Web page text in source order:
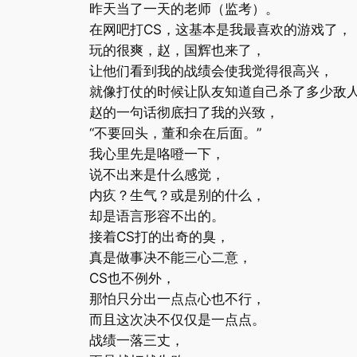
昨天当了一天的老师（监考）。
在网吧打CS，这基本是我最喜欢的游戏了，
玩的很爽，赵，国辉也来了，
让他们看到我的战绩会使我觉得很高兴，
就像打仗的时候让队友知道自己杀了多少敌
赵的一句话彻底扫了我的兴致，
“不要回头，董和余在后面。”
我心里先是咯噔一下，
说不出来是什么感觉，
内疚？生气？或是别的什么，
却是语言形容不出的。
接着CS打的出奇的臭，
真是做事决不能三心二意，
CS也不例外，
那怕只分出一点点心也不行，
而且这次决不仅仅是一点点。
战绩一落三丈，